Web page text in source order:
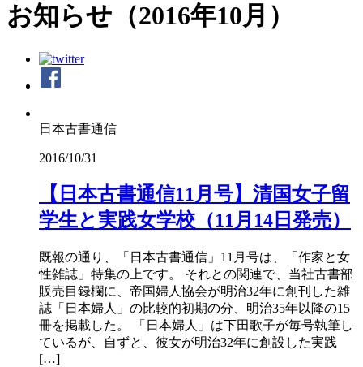
お知らせ（2016年10月）
日本古書通信
2016/10/31
【日本古書通信11月号】清国女子留
学生と実践女学校（11月14日発売）
既報の通り、「日本古書通信」11月号は、「作家と女
性雑誌」特集の上です。 それとの関連で、当社古書部
販売目録欄に、帝国婦人協会が明治32年に創刊した雑
誌「日本婦人」の比較的初期の分、明治35年以降の15
冊を掲載した。 「日本婦人」は下田歌子が毎号執筆し
ているが、自ずと、彼女が明治32年に創設した実践
[…]